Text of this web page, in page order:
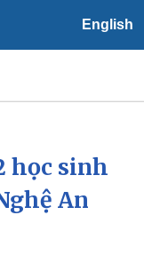
English
thời tiết
học sinh
An